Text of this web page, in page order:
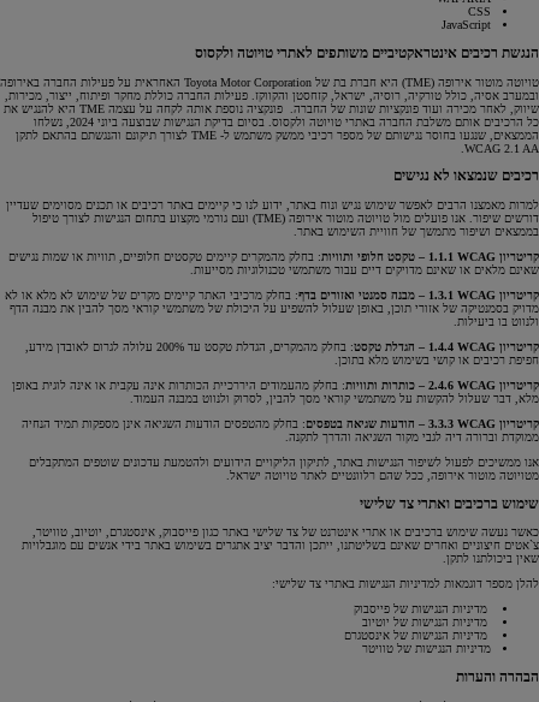
CSS
JavaScript
הנגשת רכיבים אינטראקטיביים משותפים לאתרי טויוטה ולקסוס
טויוטה מוטור אירופה (TME) היא חברת בת של Toyota Motor Corporation האחראית על פעילות החברה באירופה
ובמערב אסיה, כולל טורקיה, רוסיה, ישראל, קזחסטן והקווקז. פעילות החברה כוללת מחקר ופיתוח, ייצור, מכירות,
שיווק, לאחר מכירה ועוד פונקציות שונות של החברה. פונקציה נוספת אותה לקחה על עצמה TME היא להנגיש את
כל הרכיבים אותם משלבת החברה באתרי טויוטה ולקסוס. בסיום בדיקת הנגישות שבוצעה ביוני 2024, נשלחו
הממצאים, שנגעו בחוסר נגישותם של מספר רכיבי ממשק משתמש ל- TME לצורך תיקונם והנגשתם בהתאם לתקן
WCAG 2.1 AA.
רכיבים שנמצאו לא נגישים
למרות מאמצנו הרבים לאפשר שימוש נגיש ונוח באתר, ידוע לנו כי קיימים באתר רכיבים או תכנים מסוימים שעדיין
דורשים שיפור. אנו פועלים מול טויוטה מוטור אירופה (TME) ועם גורמי מקצוע בתחום הנגישות לצורך טיפול
בממצאים ושיפור מתמשך של חוויית השימוש באתר.
קריטריון WCAG
1.1.1 – טקסט חלופי ותוויות
: בחלק מהמקרים קיימים טקסטים חלופיים, תוויות או שמות נגישים
שאינם מלאים או שאינם מדויקים דיים עבור משתמשי טכנולוגיות מסייעות.
קריטריון WCAG
1.3.1 – מבנה סמנטי ואזורים בדף: בחלק מרכיבי האתר קיימים מקרים של שימוש לא מלא או לא
מדויק בסמנטיקה של אזורי תוכן, באופן שעלול להשפיע על היכולת של משתמשי קוראי מסך להבין את מבנה הדף
ולנווט בו ביעילות.
קריטריון WCAG
1.4.4 – הגדלת טקסט
: בחלק מהמקרים, הגדלת טקסט עד 200% עלולה לגרום לאובדן מידע,
חפיפת רכיבים או קושי בשימוש מלא בתוכן.
קריטריון WCAG
2.4.6 – כותרות ותוויות: בחלק מהעמודים היררכיית הכותרות אינה עקבית או אינה לוגית באופן
מלא, דבר שעלול להקשות על משתמשי קוראי מסך להבין, לסרוק ולנווט במבנה העמוד.
קריטריון WCAG
3.3.3 – הודעות שגיאה בטפסים
: בחלק מהטפסים הודעות השגיאה אינן מספקות תמיד הנחיה
ממוקדת וברורה דיה לגבי מקור השגיאה והדרך לתקנה.
אנו ממשיכים לפעול לשיפור הנגישות באתר, לתיקון הליקויים הידועים ולהטמעת עדכונים שוטפים המתקבלים
מטויוטה מוטור אירופה, ככל שהם רלוונטיים לאתר טויוטה ישראל.
שימוש ברכיבים ואתרי צד שלישי
כאשר נעשה שימוש ברכיבים או אתרי אינטרנט של צד שלישי באתר כגון פייסבוק, אינסטגרם, יוטיוב, טוויטר,
צ`אטים חיצוניים ואחרים שאינם בשליטתנו, ייתכן והדבר יציב אתגרים בשימוש באתר בידי אנשים עם מוגבלויות
שאין ביכולתנו לתקן.
להלן מספר דוגמאות למדיניות הנגישות באתרי צד שלישי:
מדיניות הנגישות של פייסבוק
מדיניות הנגישות של יוטיוב
מדיניות הנגישות של אינסטגרם
מדיניות הנגישות של טוויטר
הבהרה והערות